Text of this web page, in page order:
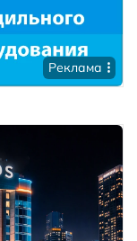
Реклама